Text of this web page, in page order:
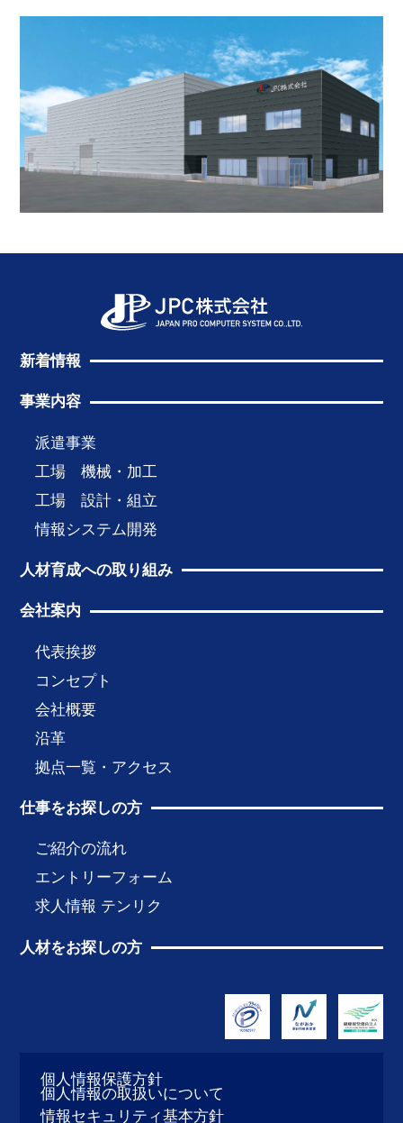
新着情報
事業内容
派遣事業
工場 機械・加工
工場 設計・組立
情報システム開発
人材育成への取り組み
会社案内
代表挨拶
コンセプト
会社概要
沿革
拠点一覧・アクセス
仕事をお探しの方
ご紹介の流れ
エントリーフォーム
求人情報 テンリク
人材をお探しの方
個人情報保護方針
個人情報の取扱いについて
情報セキュリティ基本方針